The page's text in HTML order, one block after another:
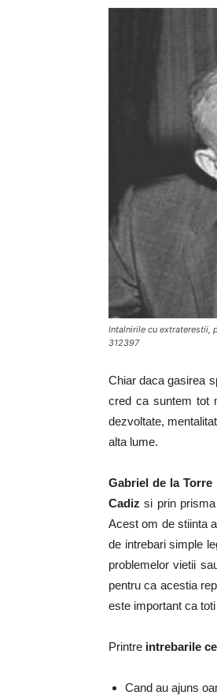
Intalnirile cu
312397
Chiar daca gasirea
cred ca suntem tot
dezvoltate,
alta lume.
Gabriel de la
Cadiz si prin
Acest om de stiinta
de intrebari simple
problemelor vietii
pentru ca acestia
este important ca
Printre intrebarile
Cand au ajuns